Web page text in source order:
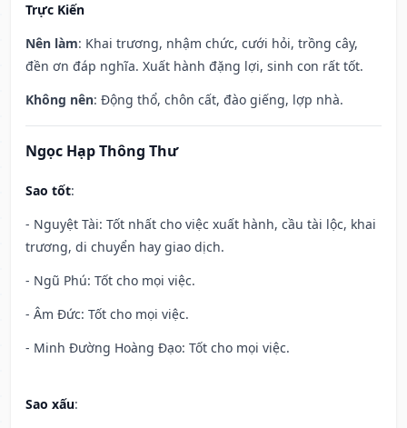
Trực Kiến
Nên làm: Khai trương, nhậm chức, cưới hỏi, trồng cây,
đền ơn đáp nghĩa. Xuất hành đặng lợi, sinh con rất tốt.
Không nên: Động thổ, chôn cất, đào giếng, lợp nhà.
Ngọc Hạp Thông Thư
Sao tốt:
- Nguyệt Tài: Tốt nhất cho việc xuất hành, cầu tài lộc, khai
trương, di chuyển hay giao dịch.
- Ngũ Phú: Tốt cho mọi việc.
- Âm Đức: Tốt cho mọi việc.
- Minh Đường Hoàng Đạo: Tốt cho mọi việc.
Sao xấu: